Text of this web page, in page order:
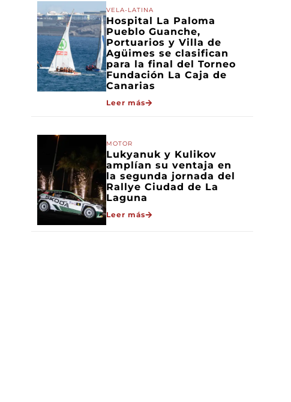
VELA-LATINA
Hospital La Paloma
Pueblo Guanche,
Portuarios y Villa de
Agüimes se clasifican
para la final del Torneo
Fundación La Caja de
Canarias
Leer más
MOTOR
Lukyanuk y Kulikov
amplían su ventaja en
la segunda jornada del
Rallye Ciudad de La
Laguna
Leer más